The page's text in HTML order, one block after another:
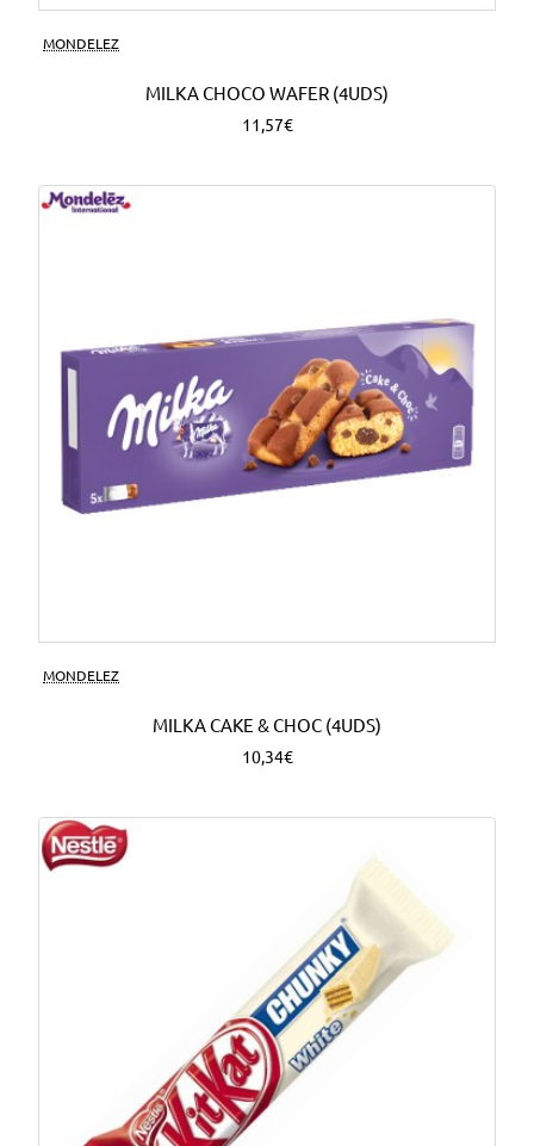
MONDELEZ
MILKA CHOCO WAFER (4UDS)
11,57€
MONDELEZ
MILKA CAKE & CHOC (4UDS)
10,34€